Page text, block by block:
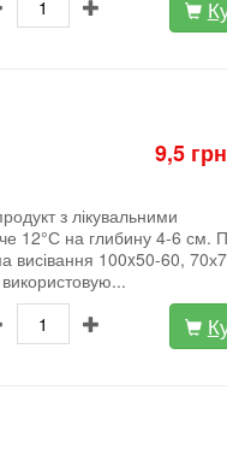
9,5
з лікувальними
12°С на глибину 4-6 см.
висівання 100x50-60,